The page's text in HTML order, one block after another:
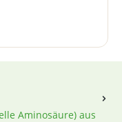
Aminosäure) aus